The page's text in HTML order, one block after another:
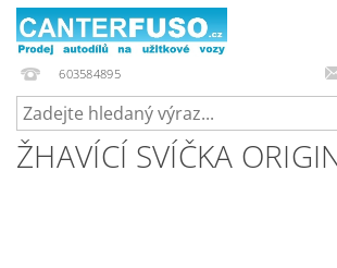
603584895
ŽHAVÍCÍ SVÍČKA